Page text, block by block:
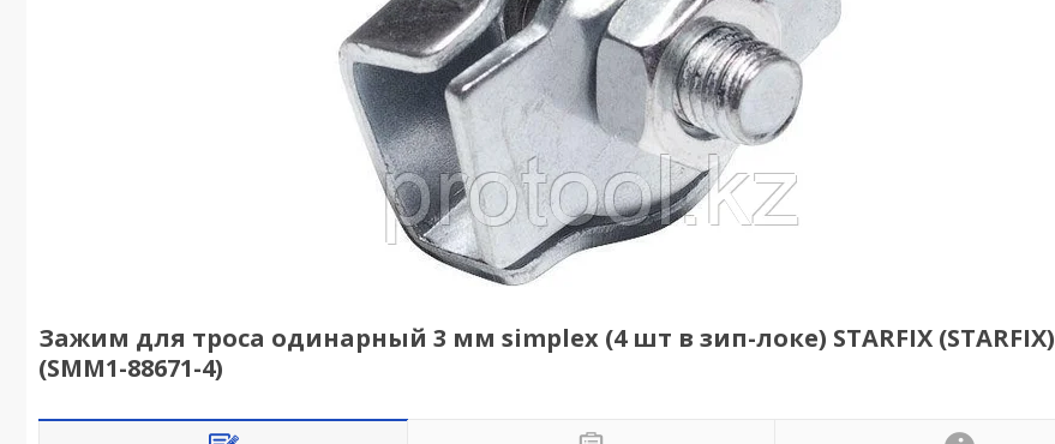
Зажим для троса одинарный 3 мм simplex (4 шт в зип-локе) STARFIX (STARFIX)
(SMM1-88671-4)